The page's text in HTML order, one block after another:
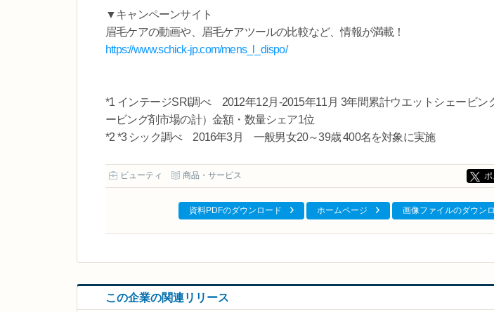
▼キャンペーンサイト
眉毛ケアの動画や、眉毛ケアツールの比較など、情報が満載！
https://www.schick-jp.com/mens_l_dispo/
*1 インテージSRI調べ 2012年12月‐2015年11月 3年間累計ウエットシェービン
ービング剤市場の計）金額・数量シェア1位
*2 *3 シック調べ 2016年3月 一般男女20～39歳 400名を対象に実施
ビューティ 商品・サービス ポ
資料PDFのダウンロード ホームページ 画像ファイルのダウン
この企業の関連リリース